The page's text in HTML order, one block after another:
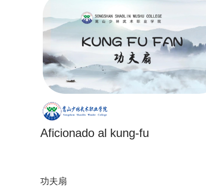
Aficionado al kung-fu
功夫扇